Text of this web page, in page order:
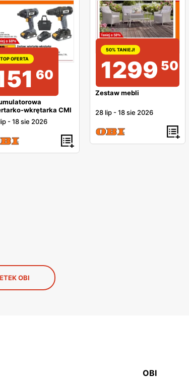
TOP OFERTA
60
wkrętarka CMI
-18 sie 2026
50% TANIEJ!
1299 50
Zestaw mebli
28 lip -18 sie 2026
OBI
OBI